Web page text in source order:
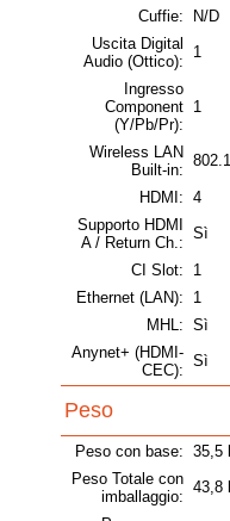
Cuffie:
N/D
Uscita Digital
Audio (Ottico):
1
Ingresso
Component
(Y/Pb/Pr):
1
Wireless LAN
Built-in:
HDMI: 4
Supporto HDMI
A / Return Ch.:
Sì
CI Slot:
1
Ethernet (LAN):
1
MHL: Sì
Anynet+ (HDMI-
CEC):
Sì
Peso
Peso con base: 35,5
Peso Totale con
imballaggio:
43,8